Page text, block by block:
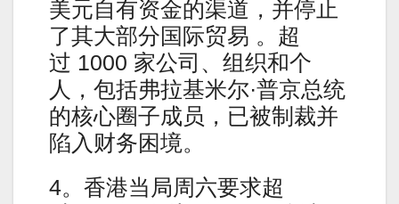
美元自有资金的渠道，并停止
了其大部分国际贸易 。超
过 1000 家公司、组织和个
人，包括弗拉基米尔·普京总统
的核心圈子成员，已被制裁并
陷入财务困境。
4。香港当局周六要求超